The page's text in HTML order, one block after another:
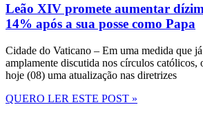
Leão XIV promete aumentar
14% após a sua posse como Papa
Cidade do Vaticano – Em uma medida que já
amplamente discutida nos círculos católicos,
hoje (08) uma atualização nas diretrizes
QUERO LER ESTE POST »